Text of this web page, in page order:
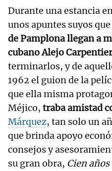
Durante una estancia
unos apuntes suyos que
de Pamplona llegan a
cubano Alejo Carpentier
terminarlos, y de
1962 el guion de la
que ella misma
Méjico, traba amistad
Márquez, tan solo un
que brinda apoyo
consejos y
su gran obra, Cien